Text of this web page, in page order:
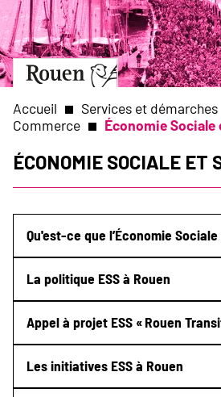
Aller
au
contenu
principal
Aller
à
page
d’accueil
Slide
of
1
Fil
d'Ariane
Accueil Services et démarches
Commerce
Économie Sociale
Économie Sociale et
Submenu
Qu'est-ce que l’Économie
La politique ESS à Rouen
Appel à projet ESS « Rouen
Les initiatives ESS à Rouen